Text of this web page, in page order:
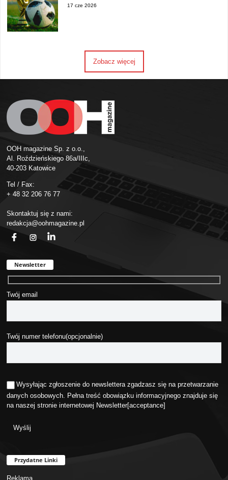
17 cze 2026
Zobacz więcej
OOH magazine Sp. z o.o.,
Al. Roździeńskiego 86a/IIIc,
40-203 Katowice
Tel / Fax:
+ 48 32 206 76 77
Skontaktuj się z nami:
redakcja@oohmagazine.pl
Newsletter
Twój email
Twój numer telefonu(opcjonalnie)
Wysyłając zgłoszenie do newslettera zgadzasz się na przetwarzanie
danych osobowych. Pełna treść obowiązku informacyjnego znajduje się
na naszej stronie internetowej Newsletter[acceptance]
Przydatne Linki
Reklama